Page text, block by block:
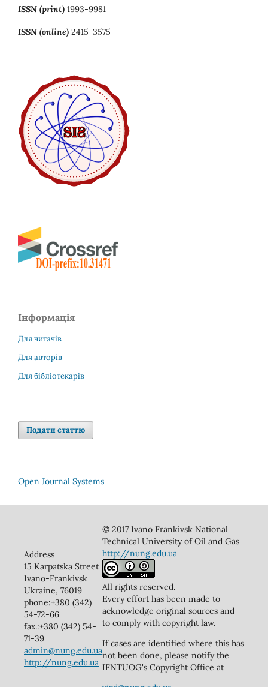
ISSN (print) 1993-9981
ISSN (online) 2415-3575
Інформація
Для читачів
Для авторів
Для бібліотекарів
Подати статтю
Open Journal Systems
Address
15 Karpatska Street
Ivano-Frankivsk
Ukraine, 76019
phone:+380 (342)
54-72-66
fax.:+380 (342) 54-
71-39
admin@nung.edu.ua
http://nung.edu.ua
© 2017 Ivano Frankivsk National
Technical University of Oil and Gas
http://nung.edu.ua
All rights reserved.
Every effort has been made to
acknowledge original sources and
to comply with copyright law.
If cases are identified where this has
not been done, please notify the
IFNTUOG's Copyright Office at